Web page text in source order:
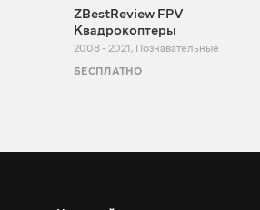
ZBestReview FPV
Квадрокоптеры
2008 - 2021, Познавательные
БЕСПЛАТНО